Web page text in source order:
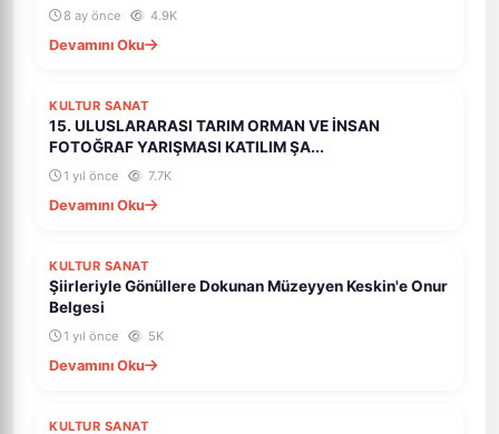
8 ay önce 4.9K
Devamını Oku
KULTUR SANAT
15. ULUSLARARASI TARIM ORMAN VE İNSAN
FOTOĞRAF YARIŞMASI KATILIM ŞA...
1 yıl önce 7.7K
Devamını Oku
KULTUR SANAT
Şiirleriyle Gönüllere Dokunan Müzeyyen Keskin'e Onur
Belgesi
1 yıl önce 5K
Devamını Oku
KULTUR SANAT